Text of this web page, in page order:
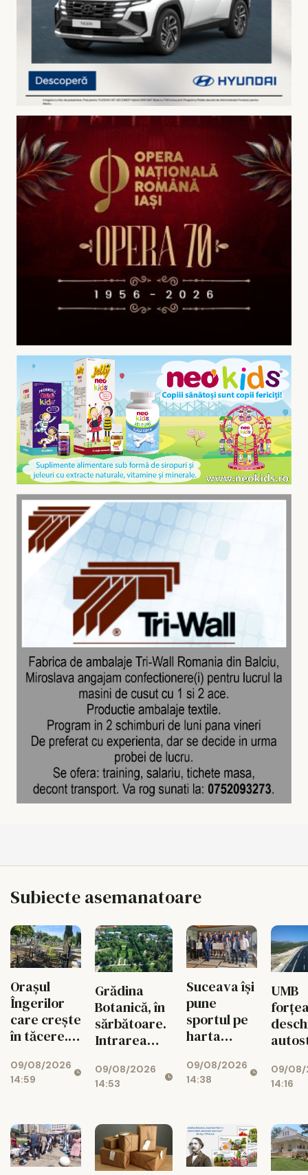
Subiecte asemanatoare
Orașul
Îngerilor
care crește
în tăcere.
de la
„Petru și
09/08/2026
14:59
Grădina
Botanică, în
sărbătoare.
Intrarea
gratuită
pentru toți
09/08/2026
14:53
Suceava își
pune
sportul pe
harta
CSU,
campioană
cincea oară
09/08/2026
14:38
UMB
la
09/08/
14:16